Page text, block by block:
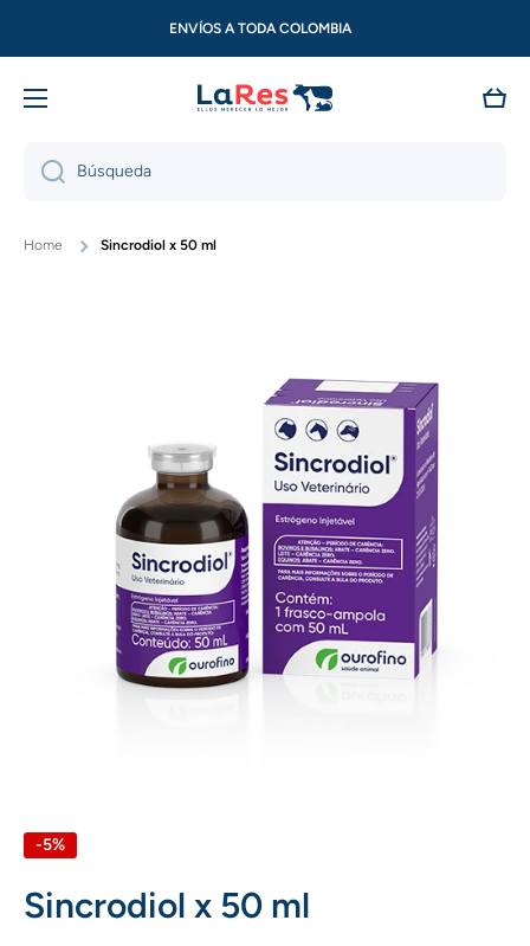
Ir directamente al contenidoENVÍOS A TODA COLOMBIA
Búsqueda
Home Sincrodiol x 50 ml
-5%
Sincrodiol x 50 ml